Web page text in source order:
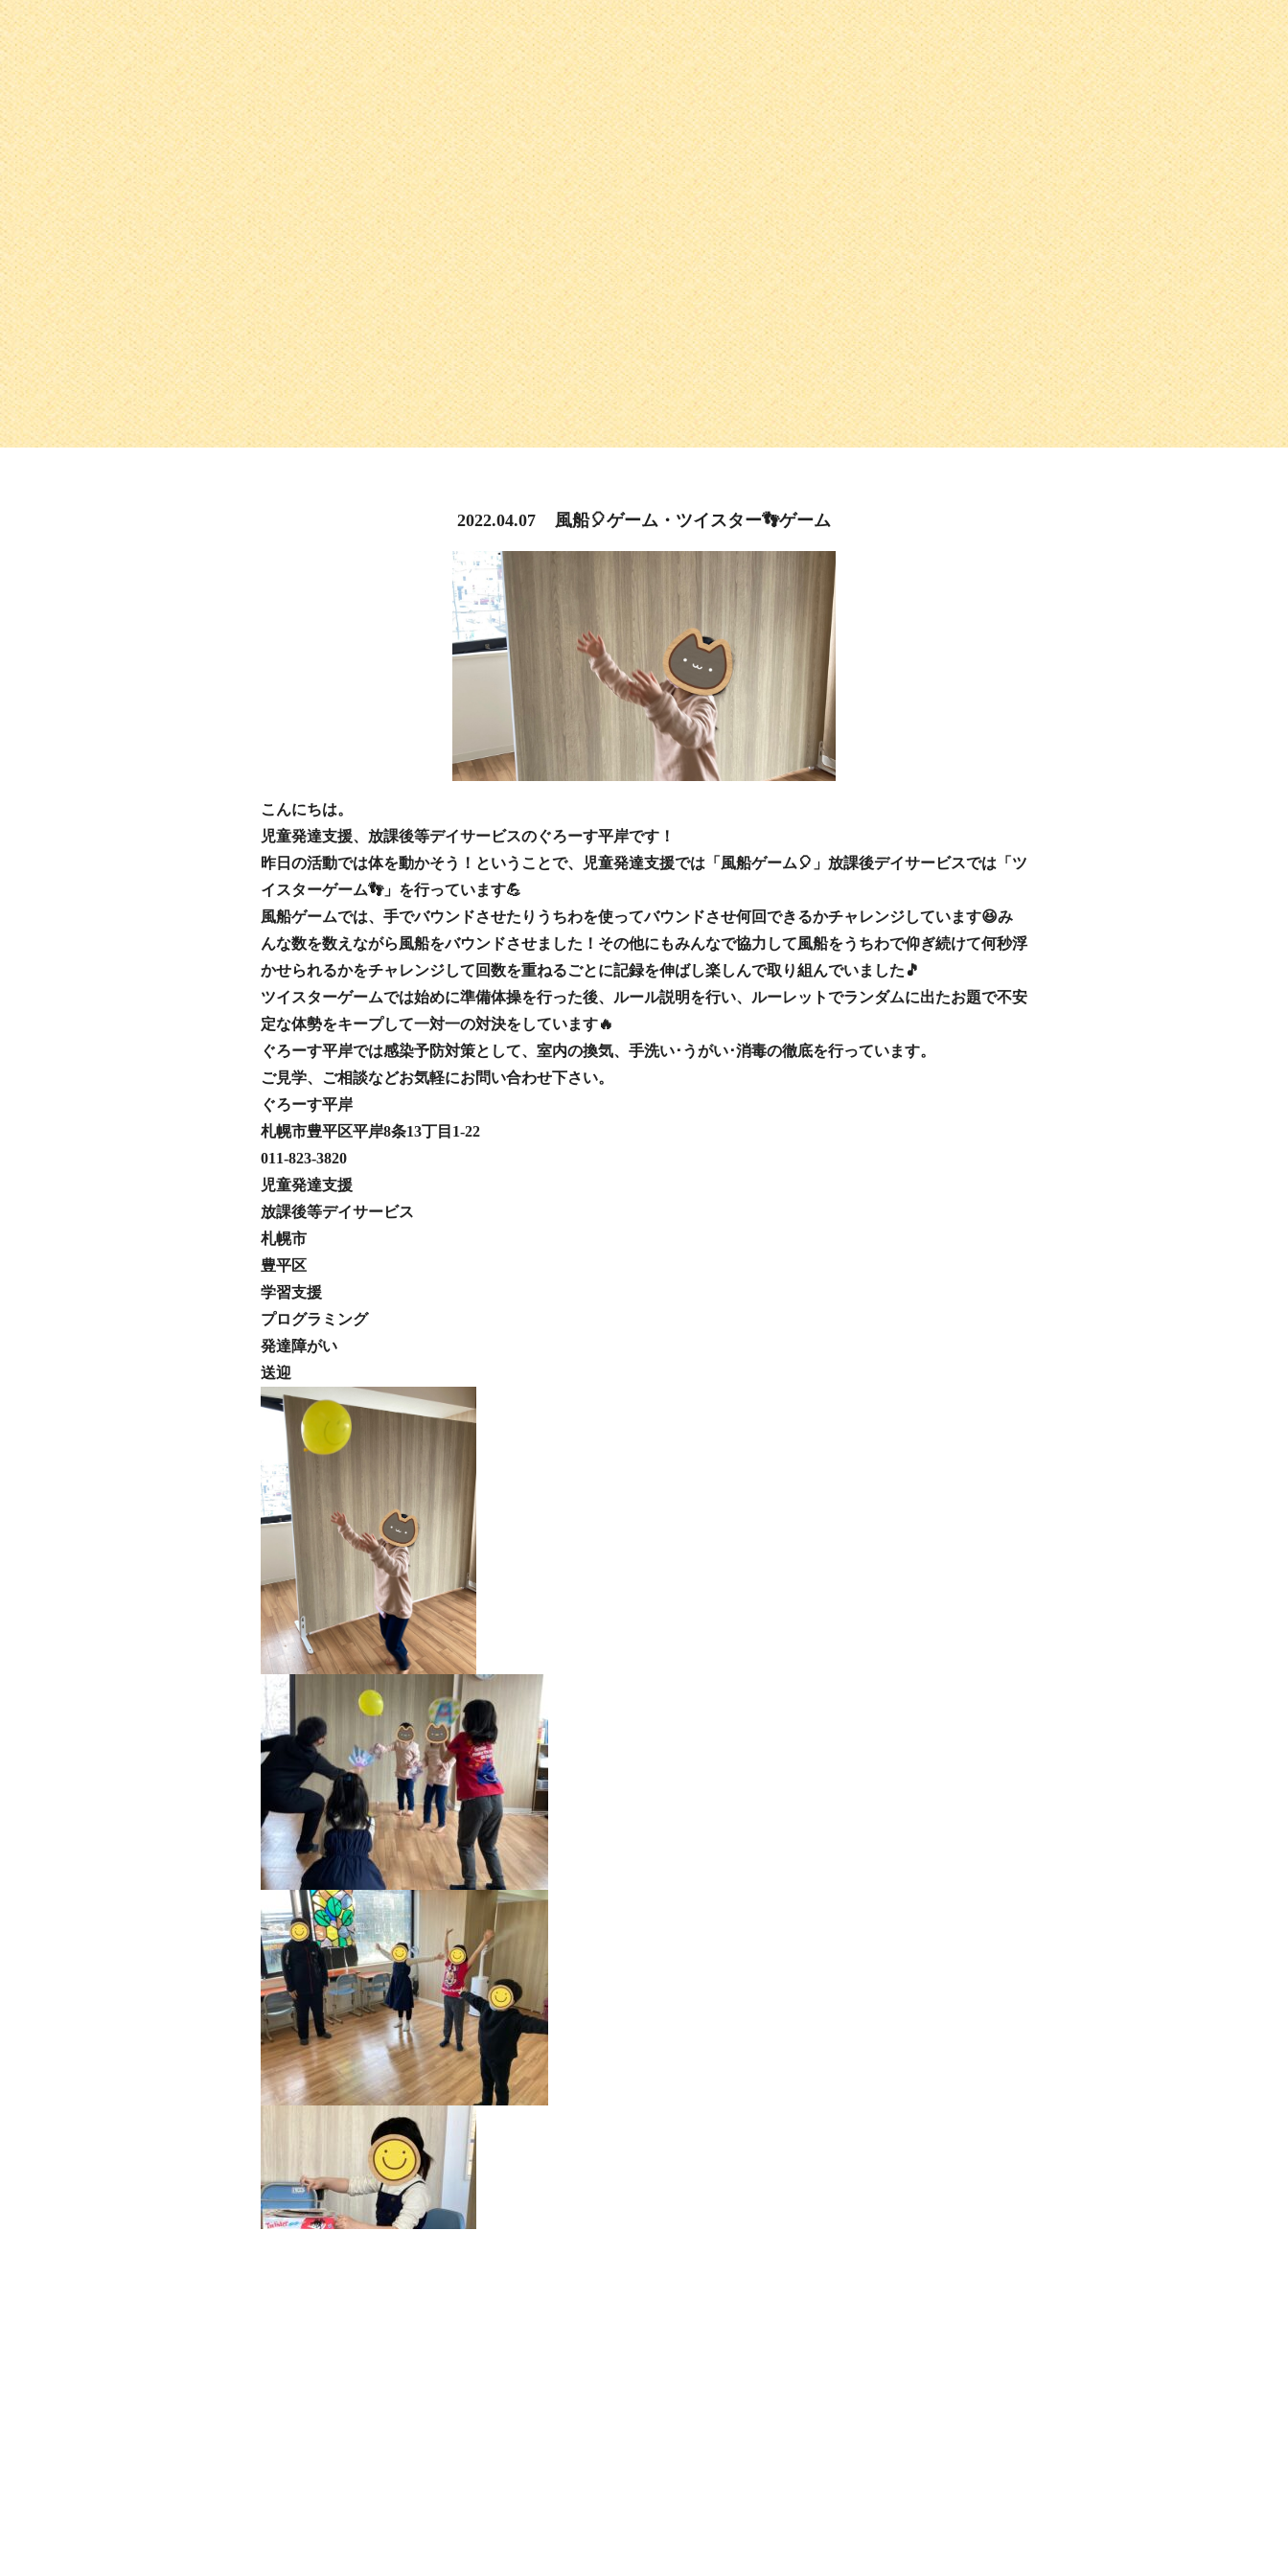
2022.04.07 風船🎈ゲーム・ツイスター👣ゲーム
こんにちは。
児童発達支援、放課後等デイサービスのぐろーす平岸です！
昨日の活動では体を動かそう！ということで、児童発達支援では「風船ゲーム🎈」放課後デイサービスでは「ツ
イスターゲーム👣」を行っています💪
風船ゲームでは、手でバウンドさせたりうちわを使ってバウンドさせ何回できるかチャレンジしています😆み
んな数を数えながら風船をバウンドさせました！その他にもみんなで協力して風船をうちわで仰ぎ続けて何秒浮
かせられるかをチャレンジして回数を重ねるごとに記録を伸ばし楽しんで取り組んでいました🎵
ツイスターゲームでは始めに準備体操を行った後、ルール説明を行い、ルーレットでランダムに出たお題で不安
定な体勢をキープして一対一の対決をしています🔥
ぐろーす平岸では感染予防対策として、室内の換気、手洗い･うがい･消毒の徹底を行っています。
ご見学、ご相談などお気軽にお問い合わせ下さい。
ぐろーす平岸
札幌市豊平区平岸8条13丁目1-22
011-823-3820
児童発達支援
放課後等デイサービス
札幌市
豊平区
学習支援
プログラミング
発達障がい
送迎